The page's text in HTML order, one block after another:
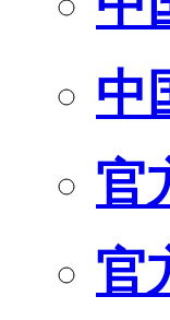
中
官
官